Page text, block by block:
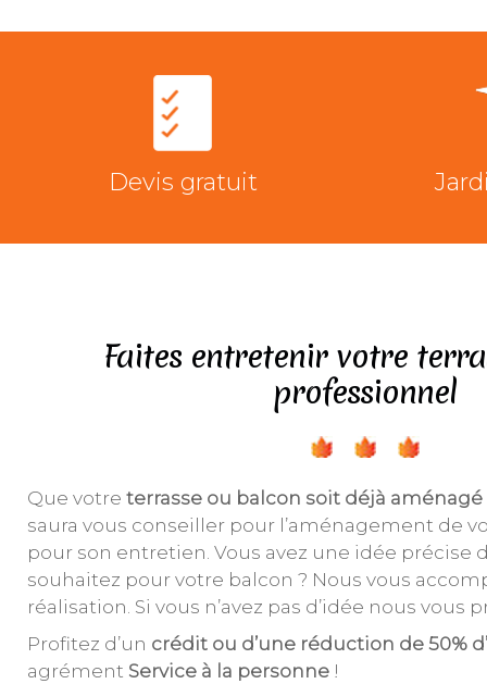
Devis gratuit
Faites entretenir votre
professionnel
Que votre terrasse ou balcon soit déjà
saura vous conseiller pour l’aménagement de
pour son entretien. Vous avez une idée précise
souhaitez pour votre balcon ? Nous vous
réalisation. Si vous n’avez pas d’idée nous vous
Profitez d’un crédit ou d’une réduction de 50%
agrément Service à la personne!